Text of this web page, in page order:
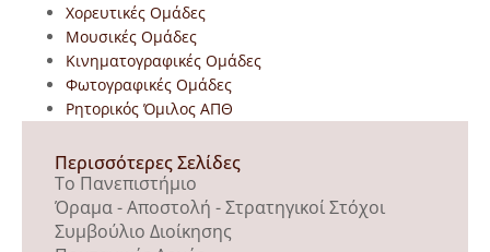
Χορευτικές Ομάδες
Μουσικές Ομάδες
Κινηματογραφικές Ομάδες
Φωτογραφικές Ομάδες
Ρητορικός Όμιλος ΑΠΘ
Περισσότερες Σελίδες
Το Πανεπιστήμιο
Όραμα - Αποστολή - Στρατηγικοί Στόχοι
Συμβούλιο Διοίκησης